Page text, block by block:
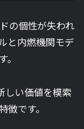
の個性が失われ
と内燃機関モデ
しい価値を模索
です。